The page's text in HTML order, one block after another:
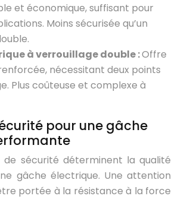
et économique, suffisant pour
Moins sécurisée qu’un
à verrouillage double :Offre
nécessitant deux points
Plus coûteuse et complexe à
pour une gâche
de sécurité déterminent la qualité
gâche électrique. Une attention
portée à la résistance à la force